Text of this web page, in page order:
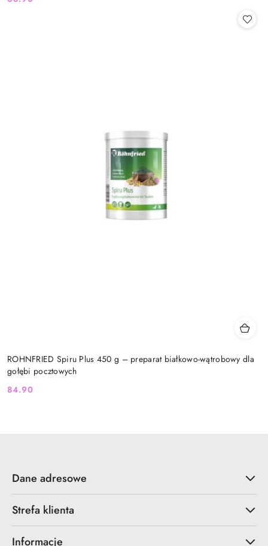
Cena:
ROHNFRIED Spiru Plus 450 g – preparat białkowo-wątrobowy dla
gołębi pocztowych
Cena:
84.90
Dane adresowe
Strefa klienta
Informacje